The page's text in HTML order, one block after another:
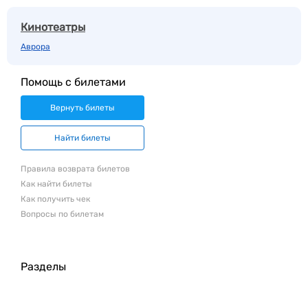
Кинотеатры
Аврора
Помощь с билетами
Вернуть билеты
Найти билеты
Правила возврата билетов
Как найти билеты
Как получить чек
Вопросы по билетам
Разделы